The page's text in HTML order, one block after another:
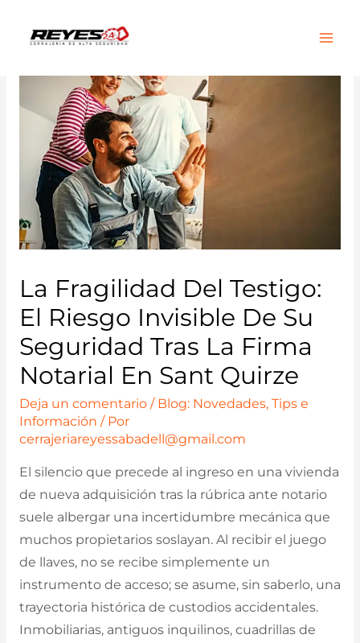
La Fragilidad Del Testigo:
El Riesgo Invisible De Su
Seguridad Tras La Firma
Notarial En Sant Quirze
Deja un comentario / Blog: Novedades, Tips e
Información / Por
cerrajeriareyessabadell@gmail.com
El silencio que precede al ingreso en una vivienda
de nueva adquisición tras la rúbrica ante notario
suele albergar una incertidumbre mecánica que
muchos propietarios soslayan. Al recibir el juego
de llaves, no se recibe simplemente un
instrumento de acceso; se asume, sin saberlo, una
trayectoria histórica de custodios accidentales.
Inmobiliarias, antiguos inquilinos, cuadrillas de